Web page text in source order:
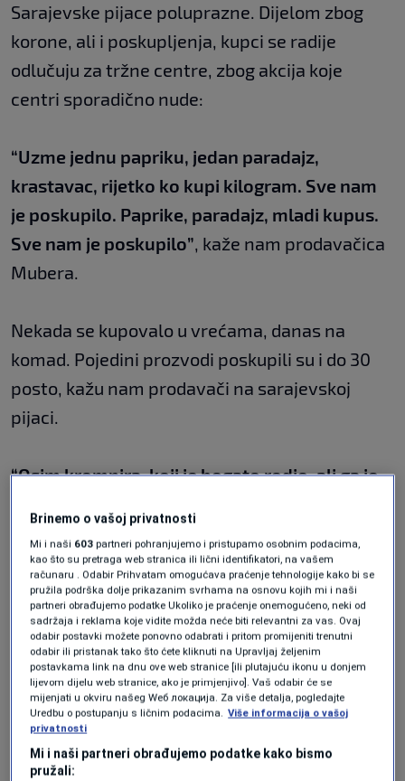
Sarajevske pijace poluprazne. Dijelom zbog
korone, ali i poskupljenja, kupci se radije
odlučuju za tržne centre, zbog akcija koje
centri sporadično nude:
“Uzme jednu papriku, jedan paradajz,
krastavac, rijetko ko kupi kilogram. Sve nam
je poskupilo. Paprike, paradajz, mladi kupus.
Sve nam je poskupilo”, kaže nam prodavačica
Mubera.
Nekada se kupovalo u vrećama, danas na
komad. Pojedini prozvodi poskupili su i do 30
posto, kažu nam prodavači na sarajevskoj
pijaci.
“Osim krompira, koji je bogato rodio, ali ga je
dovoljno da se isplati”
bavi pretežno prozvodnjom krompira.
“Pet kila tri marke ili deset kila pet maraka. A
tržni centri idu još i niže”,dodaje.
Podaci Agencije za statistiku kažu, u odnosu na
prethodnu godinu značajno su poskupili
osnovni prehrambeni artikli. Na prvom mjestu
Brinemo o vašoj privatnosti
Mi i naši 603 partneri pohranjujemo i pristupamo osobnim podacima,
kao što su pretraga web stranica ili lični identifikatori, na vašem
računaru . Odabir Prihvatam omogućava praćenje tehnologije kako bi se
pružila podrška dolje prikazanim svrhama na osnovu kojih mi i naši
partneri obrađujemo podatke Ukoliko je praćenje onemogućeno, neki od
sadržaja i reklama koje vidite možda neće biti relevantni za vas. Ovaj
odabir postavki možete ponovno odabrati i pritom promijeniti trenutni
odabir ili pristanak tako što ćete kliknuti na Upravljaj željenim
postavkama link na dnu ove web stranice [ili plutajuću ikonu u donjem
lijevom dijelu web stranice, ako je primjenjivo]. Vaš odabir će se
mijenjati u okviru našeg Wеб локација. Za više detalja, pogledajte
Uredbu o postupanju s ličnim podacima. Više informacija o vašoj
privatnosti
Mi i naši partneri obrađujemo podatke kako bismo
pružali: